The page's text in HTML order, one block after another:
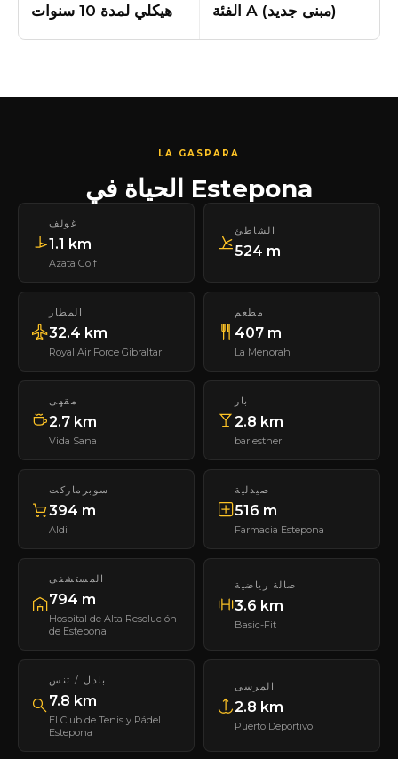
هيكلي لمدة 10 سنوات الفئة A (مبنى جديد)
LA GASPARA
الحياة في Estepona
غولف
1.1 km
Azata Golf
الشاطئ
524 m
المطار
32.4 km
Royal Air Force Gibraltar
مطعم
407 m
La Menorah
مقهى
2.7 km
Vida Sana
بار
2.8 km
bar esther
سوبرماركت
394 m
Aldi
صيدلية
516 m
Farmacia Estepona
المستشفى
794 m
Hospital de Alta Resolución
de Estepona
صالة رياضية
3.6 km
Basic-Fit
بادل / تنس
7.8 km
El Club de Tenis y Pádel
Estepona
المرسى
2.8 km
Puerto Deportivo